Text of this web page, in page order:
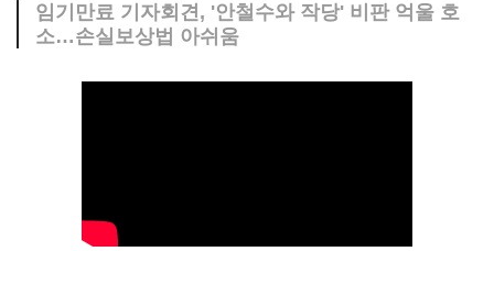
임기만료 기자회견, '안철수와 작당' 비판 억울 호
소…손실보상법 아쉬움